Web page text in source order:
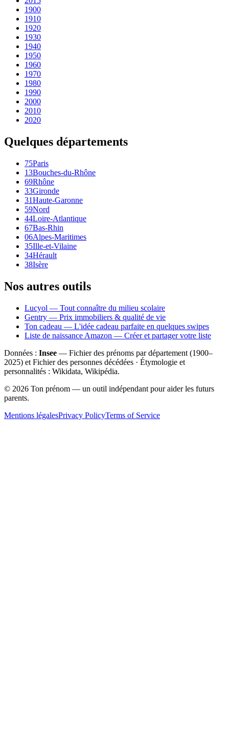
1900
1910
1920
1930
1940
1950
1960
1970
1980
1990
2000
2010
2020
Quelques départements
75Paris
13Bouches-du-Rhône
69Rhône
33Gironde
31Haute-Garonne
59Nord
44Loire-Atlantique
67Bas-Rhin
06Alpes-Maritimes
35Ille-et-Vilaine
34Hérault
38Isère
Nos autres outils
Lucyol — Tout connaître du milieu scolaire
Gentry — Prix immobiliers & qualité de vie
Ton cadeau — L'idée cadeau parfaite en quelques swipes
Liste de naissance Amazon — Créer et partager votre liste
Données : Insee — Fichier des prénoms par département (1900–
2025) et Fichier des personnes décédées · Étymologie et
personnalités : Wikidata, Wikipédia.
© 2026 Ton prénom — un outil indépendant pour aider les futurs
parents.
Mentions légalesPrivacy PolicyTerms of Service